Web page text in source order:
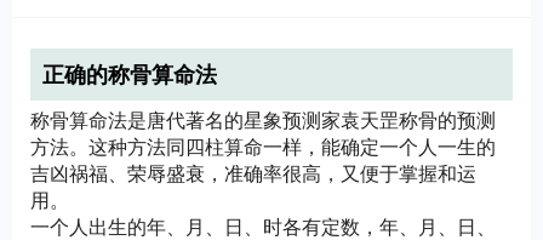
正确的称骨算命法
称骨算命法是唐代著名的星象预测家袁天罡称骨的预测
方法。这种方法同四柱算命一样，能确定一个人一生的
吉凶祸福、荣辱盛衰，准确率很高，又便于掌握和运
用。
一个人出生的年、月、日、时各有定数，年、月、日、